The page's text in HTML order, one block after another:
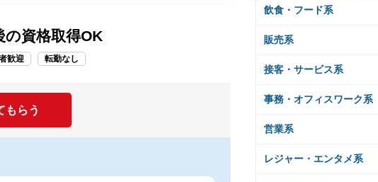
の資格取得OK
歓迎 転勤なし
もらう
飲食・フード系
販売系
接客・サービス系
事務・オフィスワーク系
営業系
レジャー・エンタメ系